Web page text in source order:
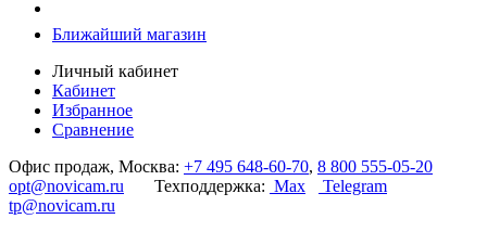
Ближайший магазин
Личный кабинет
Кабинет
Избранное
Сравнение
Офис продаж, Москва: +7 495 648-60-70, 8 800 555-05-20
opt@novicam.ru Техподдержка: Max
Telegram
tp@novicam.ru